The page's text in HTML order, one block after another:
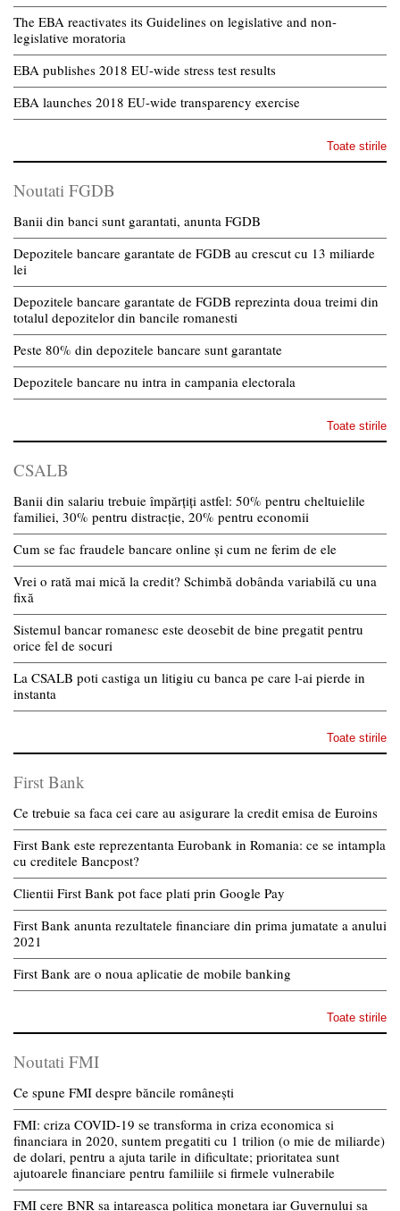
The EBA reactivates its Guidelines on legislative and non-
legislative moratoria
EBA publishes 2018 EU-wide stress test results
EBA launches 2018 EU-wide transparency exercise
Toate stirile
Noutati FGDB
Banii din banci sunt garantati, anunta FGDB
Depozitele bancare garantate de FGDB au crescut cu 13 miliarde
lei
Depozitele bancare garantate de FGDB reprezinta doua treimi din
totalul depozitelor din bancile romanesti
Peste 80% din depozitele bancare sunt garantate
Depozitele bancare nu intra in campania electorala
Toate stirile
CSALB
Banii din salariu trebuie împărțiți astfel: 50% pentru cheltuielile
familiei, 30% pentru distracție, 20% pentru economii
Cum se fac fraudele bancare online și cum ne ferim de ele
Vrei o rată mai mică la credit? Schimbă dobânda variabilă cu una
fixă
Sistemul bancar romanesc este deosebit de bine pregatit pentru
orice fel de socuri
La CSALB poti castiga un litigiu cu banca pe care l-ai pierde in
instanta
Toate stirile
First Bank
Ce trebuie sa faca cei care au asigurare la credit emisa de Euroins
First Bank este reprezentanta Eurobank in Romania: ce se intampla
cu creditele Bancpost?
Clientii First Bank pot face plati prin Google Pay
First Bank anunta rezultatele financiare din prima jumatate a anului
2021
First Bank are o noua aplicatie de mobile banking
Toate stirile
Noutati FMI
Ce spune FMI despre băncile românești
FMI: criza COVID-19 se transforma in criza economica si
financiara in 2020, suntem pregatiti cu 1 trilion (o mie de miliarde)
de dolari, pentru a ajuta tarile in dificultate; prioritatea sunt
ajutoarele financiare pentru familiile si firmele vulnerabile
FMI cere BNR sa intareasca politica monetara iar Guvernului sa